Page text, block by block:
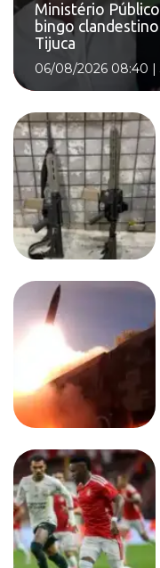
Ministério
bingo
Tijuca
06/08/2026 08:40 |